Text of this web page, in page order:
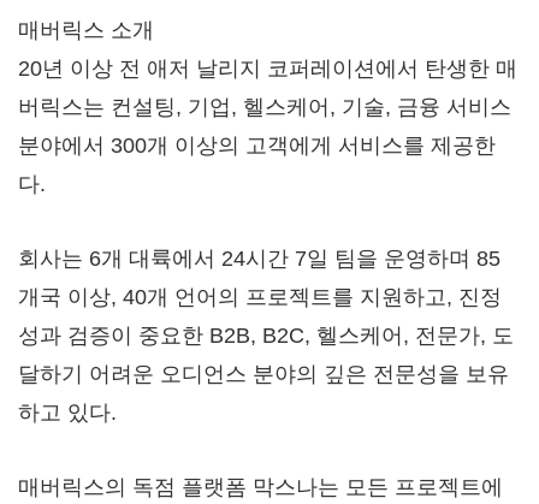
매버릭스 소개
20년 이상 전 애저 날리지 코퍼레이션에서 탄생한 매
버릭스는 컨설팅, 기업, 헬스케어, 기술, 금융 서비스
분야에서 300개 이상의 고객에게 서비스를 제공한
다.
회사는 6개 대륙에서 24시간 7일 팀을 운영하며 85
개국 이상, 40개 언어의 프로젝트를 지원하고, 진정
성과 검증이 중요한 B2B, B2C, 헬스케어, 전문가, 도
달하기 어려운 오디언스 분야의 깊은 전문성을 보유
하고 있다.
매버릭스의 독점 플랫폼 막스나는 모든 프로젝트에